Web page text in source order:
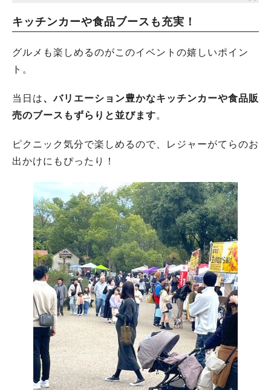
キッチンカーや食品ブースも充実！
グルメも楽しめるのがこのイベントの嬉しいポイン
ト。
当日は、バリエーション豊かなキッチンカーや食品販
売のブースもずらりと並びます。
ピクニック気分で楽しめるので、レジャーがてらのお
出かけにもぴったり！